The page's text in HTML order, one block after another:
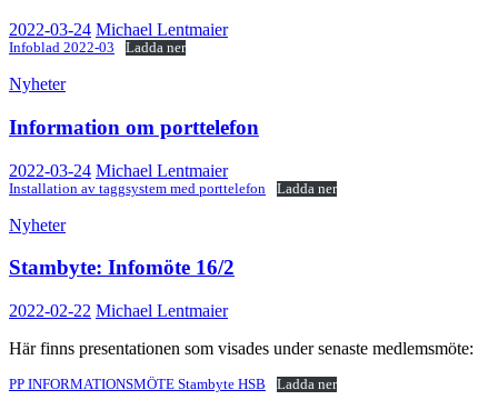
2022-03-24 Michael Lentmaier
Infoblad 2022-03 Ladda ner
Nyheter
Information om porttelefon
2022-03-24 Michael Lentmaier
Installation av taggsystem med porttelefon Ladda ner
Nyheter
Stambyte: Infomöte 16/2
2022-02-22 Michael Lentmaier
Här finns presentationen som visades under senaste medlemsmöte:
PP INFORMATIONSMÖTE Stambyte HSB Ladda ner